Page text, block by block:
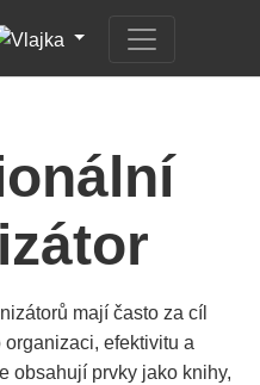
mají často za cíl
efektivitu a
obsahují prvky jako knihy,